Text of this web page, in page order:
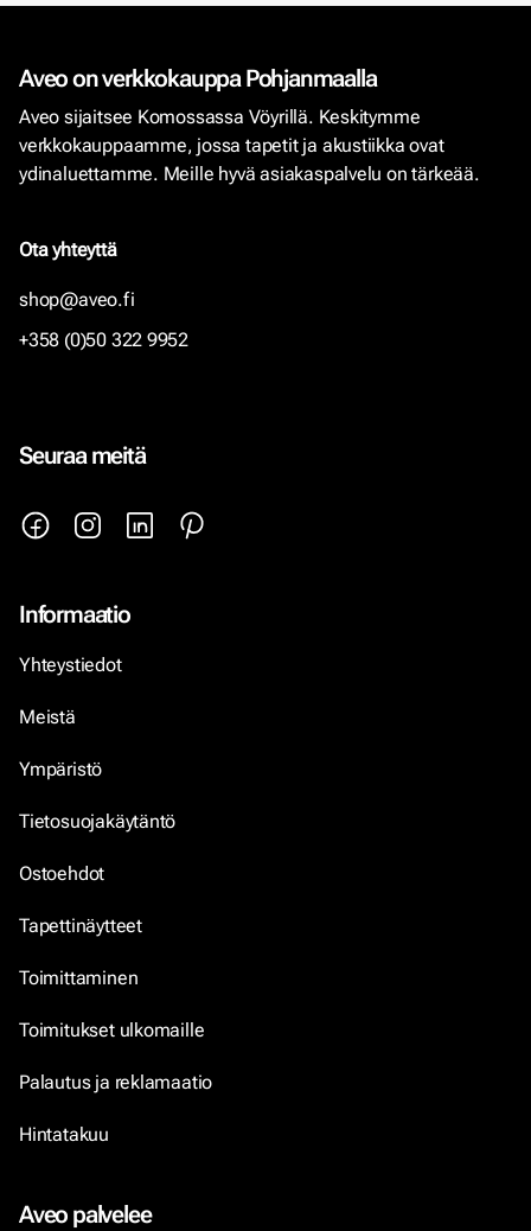
Aveo on verkkokauppa Pohjanmaalla
Aveo sijaitsee Komossassa Vöyrillä. Keskitymme
verkkokauppaamme, jossa tapetit ja akustiikka ovat
ydinaluettamme. Meille hyvä asiakaspalvelu on tärkeää.
Ota yhteyttä
shop@aveo.fi
+358 (0)50 322 9952
Seuraa meitä
Informaatio
Yhteystiedot
Meistä
Ympäristö
Tietosuojakäytäntö
Ostoehdot
Tapettinäytteet
Toimittaminen
Toimitukset ulkomaille
Palautus ja reklamaatio
Hintatakuu
Aveo palvelee